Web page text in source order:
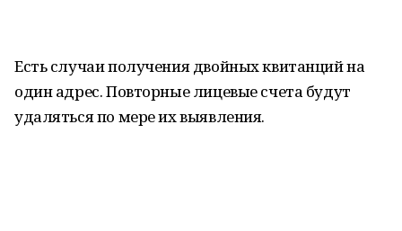
Есть случаи получения двойных квитанций на
один адрес. Повторные лицевые счета будут
удаляться по мере их выявления.